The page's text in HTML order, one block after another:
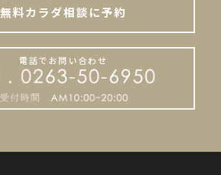
無料カラダ相談に予約
電話でお問い合わせ